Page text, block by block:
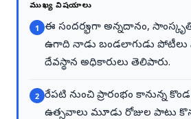
ముఖ్య విషయాలు
1 ఈ సందర్భంగా అన్నదానం,
ఉగాది నాడు బండలాగుడు పోటీలు
దేవస్థాన అధికారులు తెలిపారు.
2 రేపటి నుంచి ప్రారంభం కానున్న
ఉత్సవాలు మూడు రోజుల పాటు